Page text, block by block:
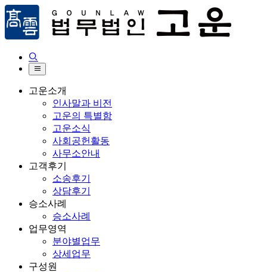


고운소개
인사말과 비전
고운의 특별함
고운소식
사회공헌활동
사무소안내
고객후기
소송후기
상담후기
승소사례
승소사례
업무영역
분야별업무
상세업무
구성원